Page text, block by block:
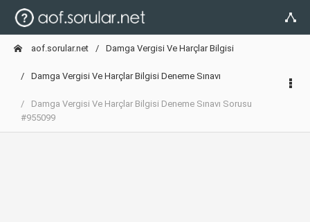
aof.sorular.net Damga Vergisi Ve Harçlar Bilgisi
Damga Vergisi Ve Harçlar Bilgisi Deneme Sınavı
Damga Vergisi Ve Harçlar Bilgisi Deneme Sınavı Sorusu
#955099